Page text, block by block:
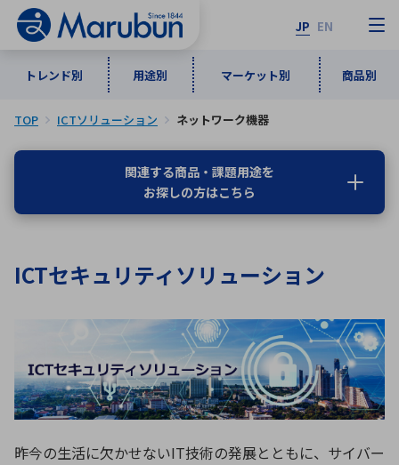
JP EN
トレンド別 用途別 マーケット別 商品別
トレンド別
インダストリアルDXソリューション
5G・Local 5G
ワイヤレス給電
ロボティクス（AI）
用途別
通信・ネットワーク
監視・セキュリティ
計測・検出
品質管理・検査
マーケット別
情報通信 宇宙・防衛
民生 医療
商品別
計測・測定・表示機器 検査・分析機器
ICTソリューション 組立・ロボティクス
メーカ一覧
な行
は行 ま行
や行
アルファベット順
A B C
D
E
F G
H
TOP ICTソリューション ネットワーク機器
関連する商品・課題用途を
お探しの方はこちら
ICTセキュリティソリューション
昨今の生活に欠かせないIT技術の発展とともに、サイバー